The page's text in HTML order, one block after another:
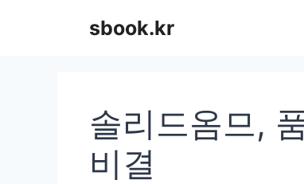
sbook.kr
솔리드옴므,
비결